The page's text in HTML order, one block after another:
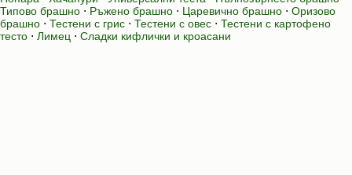
Типово брашно ⋅ Ръжено брашно ⋅ Царевично брашно ⋅ Оризово
брашно ⋅ Тестени с грис ⋅ Тестени с овес ⋅ Тестени с картофено
тесто ⋅ Лимец ⋅ Сладки кифлички и кроасани